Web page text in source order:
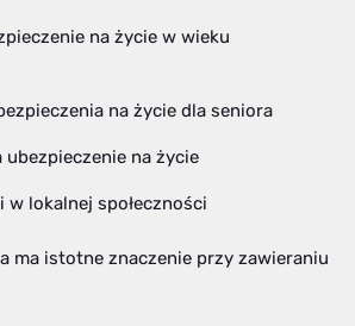
na życie w wieku
na życie dla seniora
ubezpieczenie na życie
w lokalnej społeczności
ma istotne znaczenie przy zawieraniu